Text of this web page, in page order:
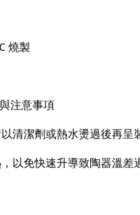
燒製
注意事項
清潔劑或熱水燙過後再呈
以免快速升導致陶器溫差